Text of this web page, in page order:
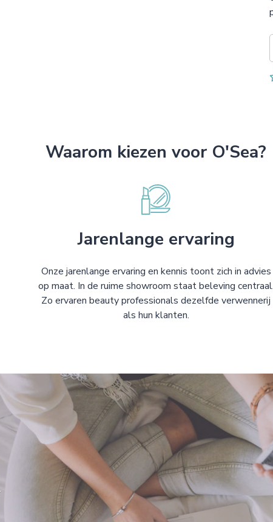
Waarom kiezen voor O'Sea?
Jarenlange ervaring
Onze jarenlange ervaring en kennis toont zich in advies
op maat. In de ruime showroom staat beleving centraal.
Zo ervaren beauty professionals dezelfde verwennerij
als hun klanten.